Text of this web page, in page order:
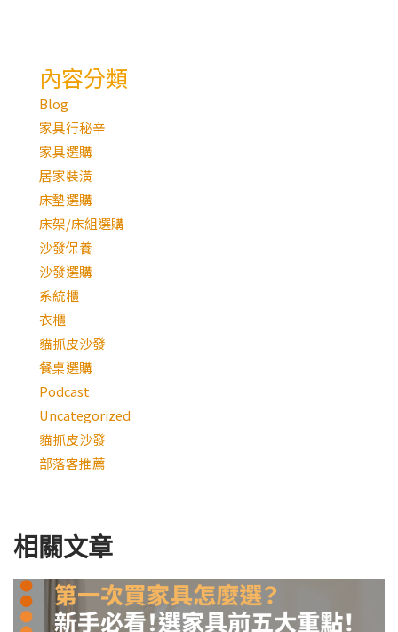
內容分類
Blog
家具行秘辛
家具選購
居家裝潢
床墊選購
床架/床組選購
沙發保養
沙發選購
系統櫃
衣櫃
貓抓皮沙發
餐桌選購
Podcast
Uncategorized
貓抓皮沙發
部落客推薦
相關文章